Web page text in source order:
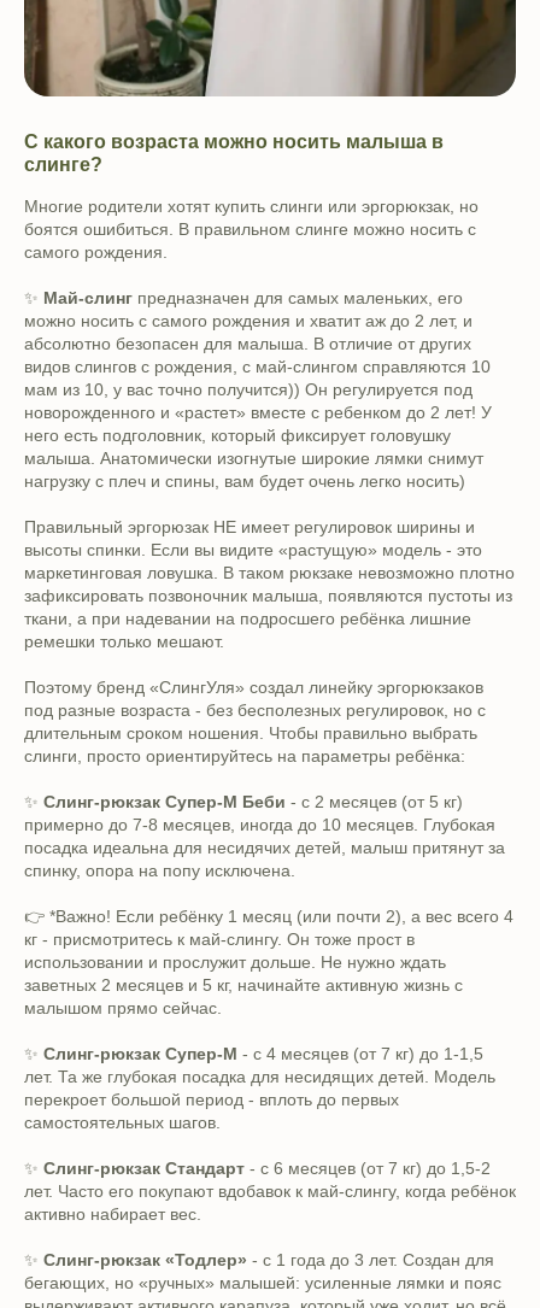
С какого возраста можно носить малыша в
слинге?
Многие родители хотят купить слинги или эргорюкзак, но
боятся ошибиться. В правильном слинге можно носить с
самого рождения.
✨ Май-слинг предназначен для самых маленьких, его
можно носить с самого рождения и хватит аж до 2 лет, и
абсолютно безопасен для малыша. В отличие от других
видов слингов с рождения, с май-слингом справляются 10
мам из 10, у вас точно получится)) Он регулируется под
новорожденного и «растет» вместе с ребенком до 2 лет! У
него есть подголовник, который фиксирует головушку
малыша. Анатомически изогнутые широкие лямки снимут
нагрузку с плеч и спины, вам будет очень легко носить)
Правильный эргорюзак НЕ имеет регулировок ширины и
высоты спинки. Если вы видите «растущую» модель - это
маркетинговая ловушка. В таком рюкзаке невозможно плотно
зафиксировать позвоночник малыша, появляются пустоты из
ткани, а при надевании на подросшего ребёнка лишние
ремешки только мешают.
Поэтому бренд «СлингУля» создал линейку эргорюкзаков
под разные возраста - без бесполезных регулировок, но с
длительным сроком ношения. Чтобы правильно выбрать
слинги, просто ориентируйтесь на параметры ребёнка:
✨ Слинг-рюкзак Супер-М Беби - с 2 месяцев (от 5 кг)
примерно до 7-8 месяцев, иногда до 10 месяцев. Глубокая
посадка идеальна для несидячих детей, малыш притянут за
спинку, опора на попу исключена.
👉 *Важно! Если ребёнку 1 месяц (или почти 2), а вес всего 4
кг - присмотритесь к май-слингу. Он тоже прост в
использовании и прослужит дольше. Не нужно ждать
заветных 2 месяцев и 5 кг, начинайте активную жизнь с
малышом прямо сейчас.
✨ Слинг-рюкзак Супер-М - с 4 месяцев (от 7 кг) до 1-1,5
лет. Та же глубокая посадка для несидящих детей. Модель
перекроет большой период - вплоть до первых
самостоятельных шагов.
✨ Слинг-рюкзак Стандарт - с 6 месяцев (от 7 кг) до 1,5-2
лет. Часто его покупают вдобавок к май-слингу, когда ребёнок
активно набирает вес.
✨ Слинг-рюкзак «Тодлер» - с 1 года до 3 лет. Создан для
бегающих, но «ручных» малышей: усиленные лямки и пояс